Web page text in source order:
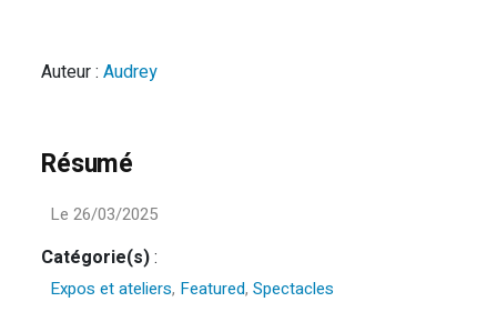
Auteur :Audrey
Résumé
Le 26/03/2025
Catégorie(s):
Expos et ateliers, Featured,Spectacles